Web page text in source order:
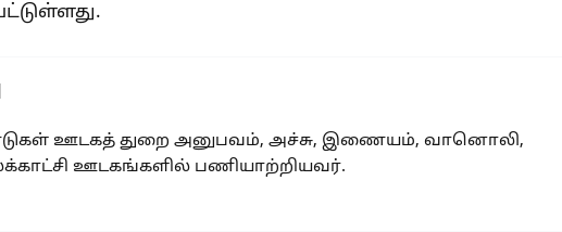
ஊடகத் துறை அனுபவம், அச்சு, இணையம், வானொலி,
ஊடகங்களில் பணியாற்றியவர்.